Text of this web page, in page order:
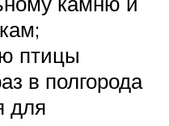
птицы
в полгорода
для